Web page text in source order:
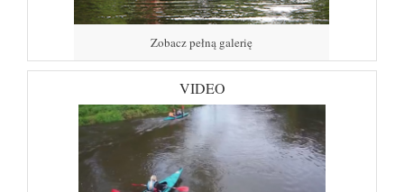
Zobacz pełną galerię
VIDEO